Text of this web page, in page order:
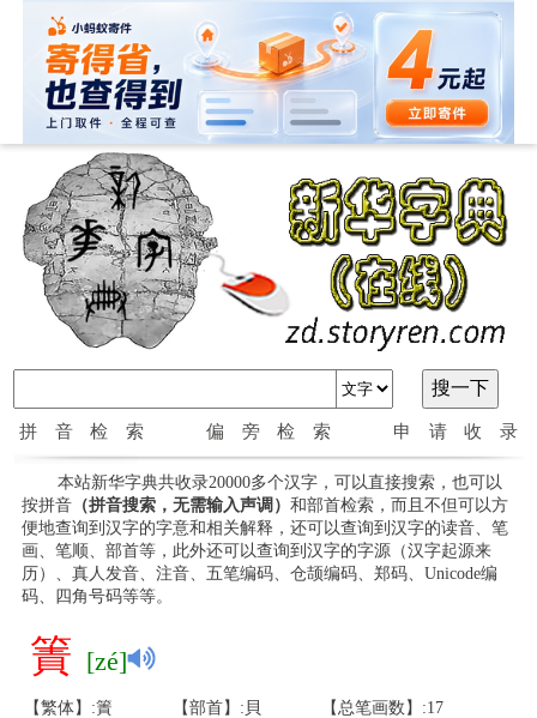
拼音检索 偏旁检索 申请收录
本站新华字典共收录20000多个汉字，可以直接搜索，也可以
按拼音（拼音搜索，无需输入声调） 和部首检索，而且不但可以方
便地查询到汉字的字意和相关解释，还可以查询到汉字的读音、笔
画、笔顺、部首等，此外还可以查询到汉字的字源（汉字起源来
历）、真人发音、注音、五笔编码、仓颉编码、郑码、Unicode编
码、四角号码等等。
簀 [zé]
【繁体】:簀 【部首】:貝 【总笔画数】:17